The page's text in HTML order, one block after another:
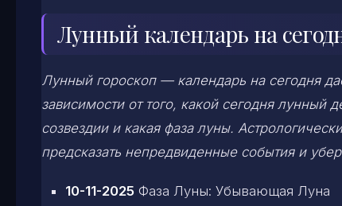
Лунный календарь на
Лунный гороскоп — календарь на сегодня
зависимости от того, какой сегодня
созвездии и какая фаза луны.
предсказать непредвиденные события и
10-11-2025 Фаза Луны: Убывающая Луна